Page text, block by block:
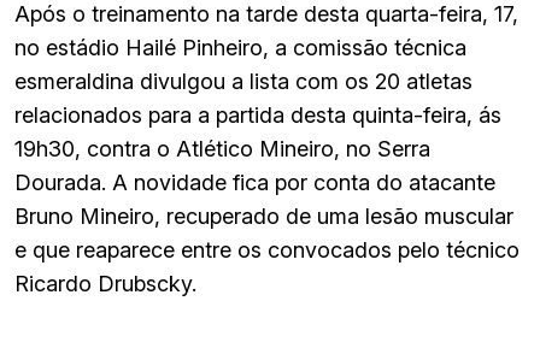
Após o treinamento na tarde desta quarta-feira, 17,
no estádio Hailé Pinheiro, a comissão técnica
esmeraldina divulgou a lista com os 20 atletas
relacionados para a partida desta quinta-feira, ás
19h30, contra o Atlético Mineiro, no Serra
Dourada. A novidade fica por conta do atacante
Bruno Mineiro, recuperado de uma lesão muscular
e que reaparece entre os convocados pelo técnico
Ricardo Drubscky.